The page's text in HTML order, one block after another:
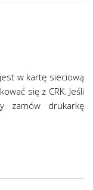
w kartę sieciową
się z CRK. Jeśli
zamów drukarkę